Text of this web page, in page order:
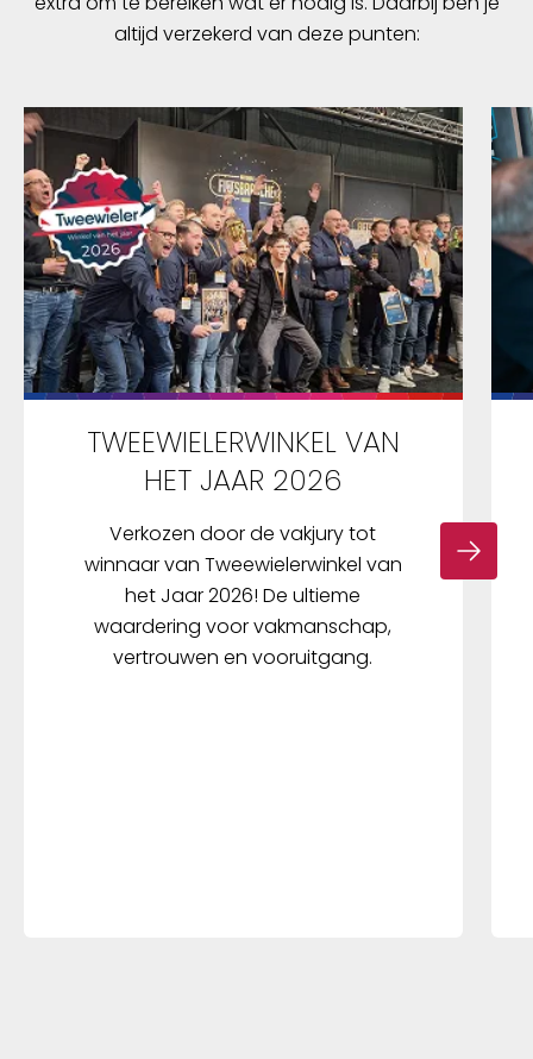
altijd verzekerd van deze punten:
TWEEWIELERWINKEL VAN
HET JAAR 2026
Verkozen door de vakjury tot
winnaar van Tweewielerwinkel van
het Jaar 2026! De ultieme
waardering voor vakmanschap,
vertrouwen en vooruitgang.